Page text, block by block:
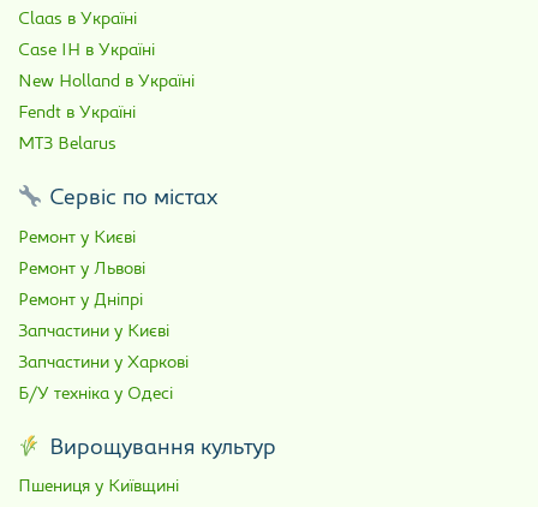
Claas в Україні
Case IH в Україні
New Holland в Україні
Fendt в Україні
МТЗ Belarus
Сервіс по містах
Ремонт у Києві
Ремонт у Львові
Ремонт у Дніпрі
Запчастини у Києві
Запчастини у Харкові
Б/У техніка у Одесі
Вирощування культур
Пшениця у Київщині